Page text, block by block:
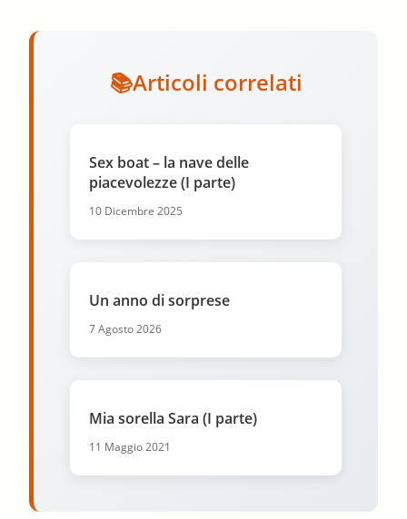
Articoli correlati
Sex boat – la nave delle
piacevolezze (I parte)
10 Dicembre 2025
Un anno di sorprese
7 Agosto 2026
Mia sorella Sara (I parte)
11 Maggio 2021